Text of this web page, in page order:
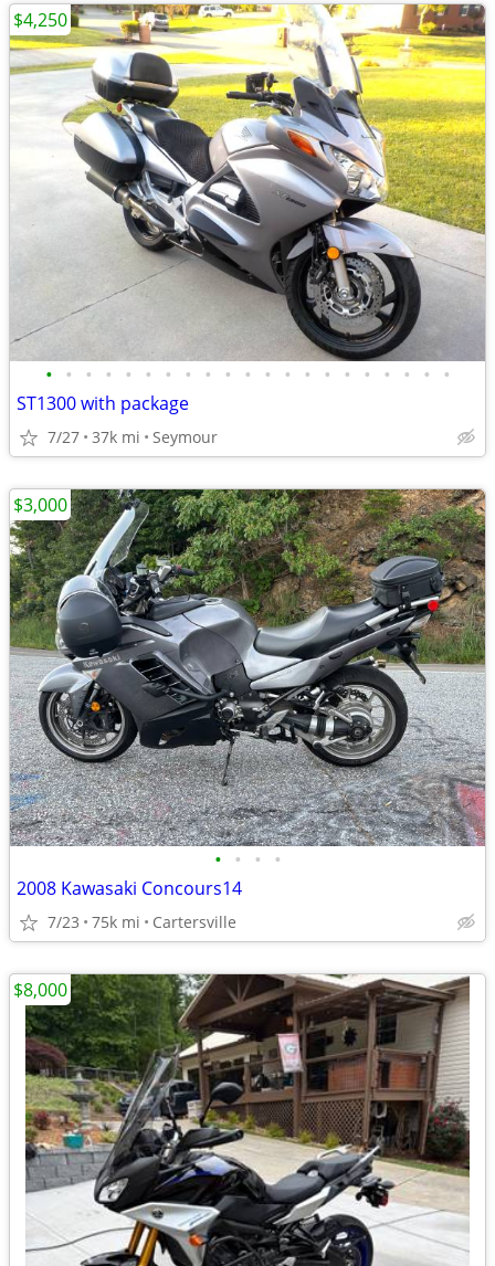
• • • • • • • • • • • • • • • • • • • • •
ST1300 with package
7/27 37k mi Seymour
$4,250
• • • •
2008 Kawasaki Concours14
7/23 75k mi Cartersville
$3,000
$8,000